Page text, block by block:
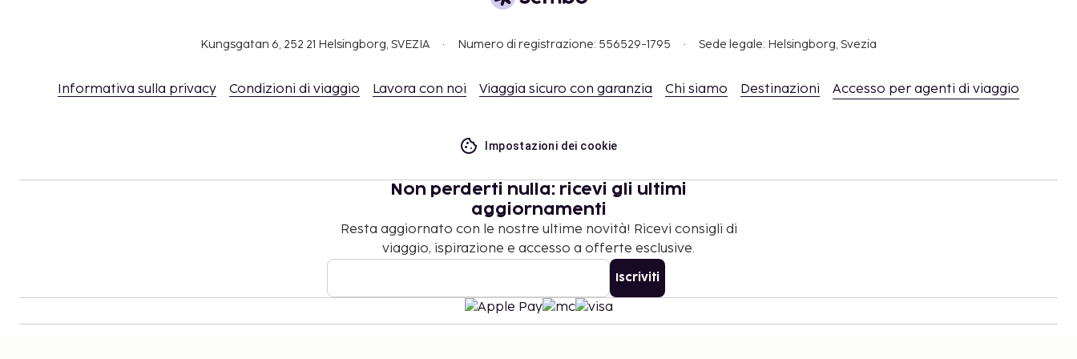
Per informazioni sulla politica sulla privacy di Best Western, visita
Kungsgatan 6, 252 21 Helsingborg, SVEZIA Numero di registrazione: 556529-1795 Sede legale: Helsingborg, Svezia
Informativa sulla privacy Condizioni di viaggio Lavora con noi Viaggia sicuro con garanzia Chi siamo Destinazioni Accesso per agenti di viaggio
Impostazioni dei cookie
Non perderti nulla: ricevi gli ultimi
aggiornamenti
Resta aggiornato con le nostre ultime novità! Ricevi consigli di
viaggio, ispirazione e accesso a offerte esclusive.
Iscriviti